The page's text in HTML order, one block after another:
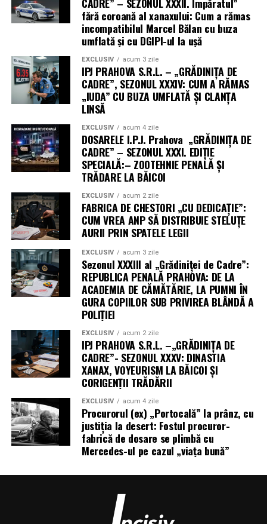
fără coroană al xanaxului: Cum a rămas
incompatibilul Marcel Bălan cu buza
umflată și cu DGIPI-ul la ușă
EXCLUSIV acum 3 zile
IPJ PRAHOVA S.R.L. – „GRĂDINIȚA DE
CADRE”, SEZONUL XXXIV: CUM A RĂMAS
„IUDA” CU BUZA UMFLATĂ ȘI CLANȚA
LINSĂ
EXCLUSIV acum 4 zile
DOSARELE I.P.J. Prahova „GRĂDINIȚA DE
CADRE” – SEZONUL XXXI. EDIȚIE
SPECIALĂ:– ZOOTEHNIE PENALĂ ȘI
TRĂDARE LA BĂICOI
EXCLUSIV acum 2 zile
FABRICA DE CHESTORI „CU DEDICAȚIE”:
CUM VREA ANP SĂ DISTRIBUIE STELUȚE
AURII PRIN SPATELE LEGII
EXCLUSIV acum 3 zile
Sezonul XXXIII al „Grădiniței de Cadre”:
REPUBLICA PENALĂ PRAHOVA: DE LA
ACADEMIA DE CĂMĂTĂRIE, LA PUMNI ÎN
GURA COPIILOR SUB PRIVIREA BLÂNDĂ A
POLIȚIEI
EXCLUSIV acum 2 zile
IPJ PRAHOVA S.R.L. –„GRĂDINIȚA DE
CADRE”- SEZONUL XXXV: DINASTIA
XANAX, VOYEURISM LA BĂICOI ȘI
CORIGENȚII TRĂDĂRII
EXCLUSIV acum 4 zile
Procurorul (ex) „Portocală” la prânz, cu
justiția la desert: Fostul procuror-
fabrică de dosare se plimbă cu
Mercedes-ul pe cazul „viața bună”